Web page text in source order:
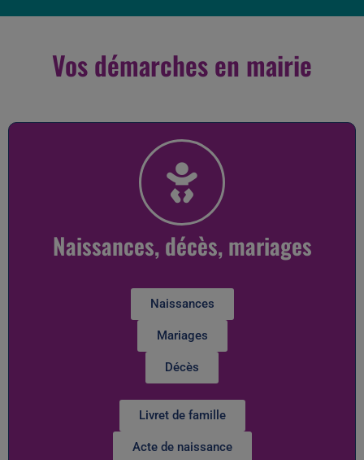
Vos démarches en mairie
Naissances, décès, mariages
Naissances
Mariages
Décès
Livret de famille
Acte de naissance